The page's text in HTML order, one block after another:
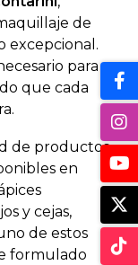
de
excepcional.
para
que cada
de productos
en
y cejas,
de estos
formulado